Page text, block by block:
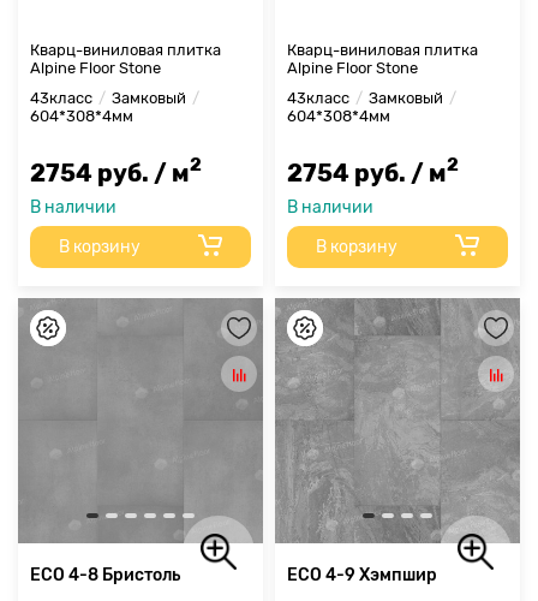
Кварц-виниловая плитка
Alpine Floor Stone
43класс
Замковый
604*308*4мм
2754 руб. / м2
В наличии
В корзину
Кварц-виниловая плитка
Alpine Floor Stone
43класс
Замковый
604*308*4мм
2754 руб. / м2
В наличии
В корзину
ECO 4-8 Бристоль ECO 4-9 Хэмпшир